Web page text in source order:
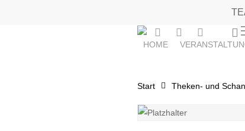
instagram
phone email 0
HOME
Start Theken- und